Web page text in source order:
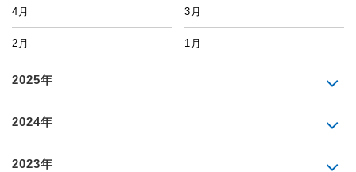
4月 3月
2月 1月
2025年
2024年
2023年